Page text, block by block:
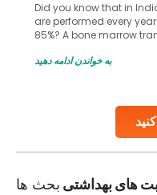
Did you know that in
are performed every
85%? A bone marrow
make all the difference.
به خواندن ادامه دهید
های بهداشتی بحث ها